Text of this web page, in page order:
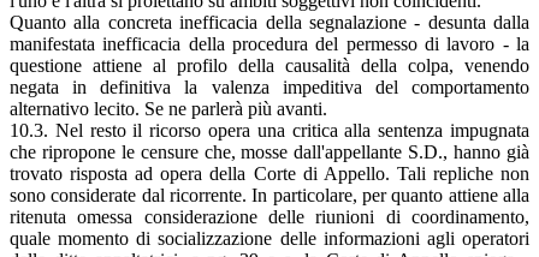
Quanto alla concreta inefficacia della segnalazione - desunta dalla
manifestata inefficacia della procedura del permesso di lavoro - la
questione attiene al profilo della causalità della colpa, venendo
negata in definitiva la valenza impeditiva del comportamento
alternativo lecito. Se ne parlerà più avanti.
10.3. Nel resto il ricorso opera una critica alla sentenza impugnata
che ripropone le censure che, mosse dall'appellante S.D., hanno già
trovato risposta ad opera della Corte di Appello. Tali repliche non
sono considerate dal ricorrente. In particolare, per quanto attiene alla
ritenuta omessa considerazione delle riunioni di coordinamento,
quale momento di socializzazione delle informazioni agli operatori